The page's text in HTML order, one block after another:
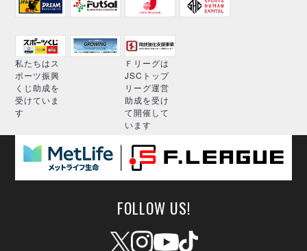
私たちはス
ポーツ振興
くじ助成を
受けていま
す
Ｆリーグは
JSCトップ
リーグ運営
助成を受け
て開催して
います
FOLLOW US!